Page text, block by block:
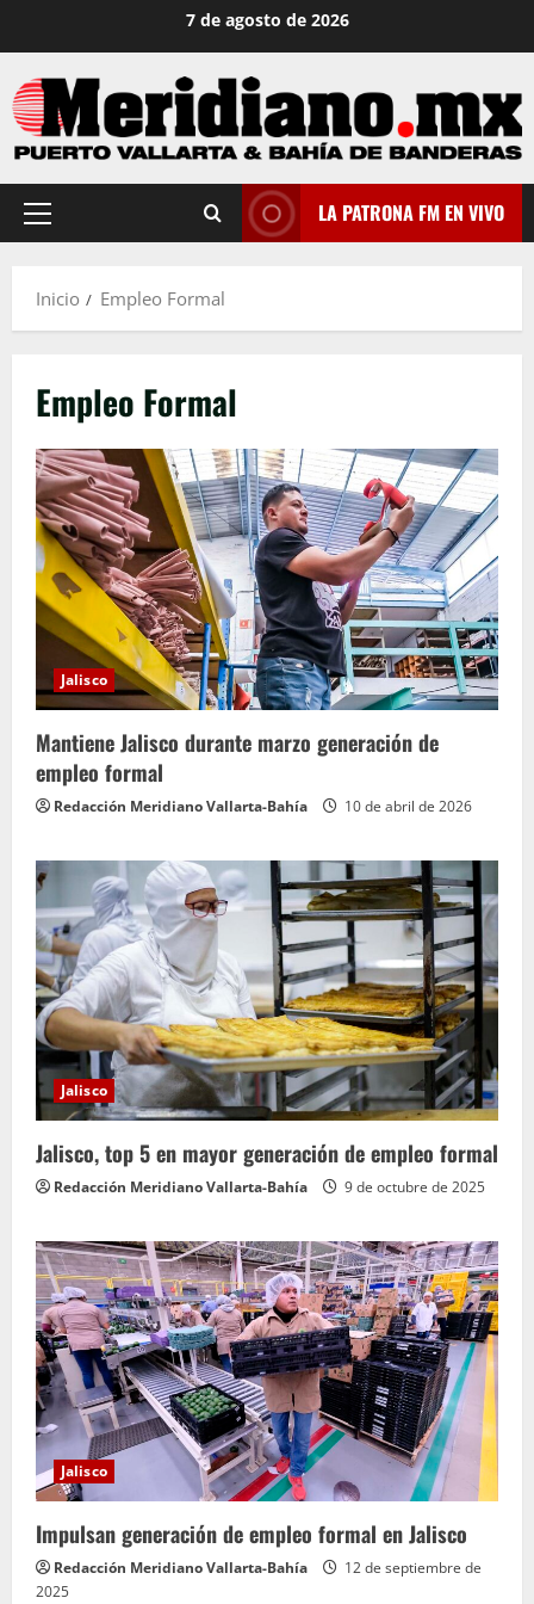
contenido
7 de agosto de 2026
Menú
LA PATRONA FM EN VIVO
Inicio Empleo Formal
Empleo Formal
Jalisco
Mantiene Jalisco durante marzo generación de
empleo formal
Redacción Meridiano Vallarta-Bahía 10 de abril de 2026
Jalisco
Jalisco, top 5 en mayor generación de empleo formal
Redacción Meridiano Vallarta-Bahía 9 de octubre de 2025
Jalisco
Impulsan generación de empleo formal en Jalisco
Redacción Meridiano Vallarta-Bahía
12 de septiembre de
2025